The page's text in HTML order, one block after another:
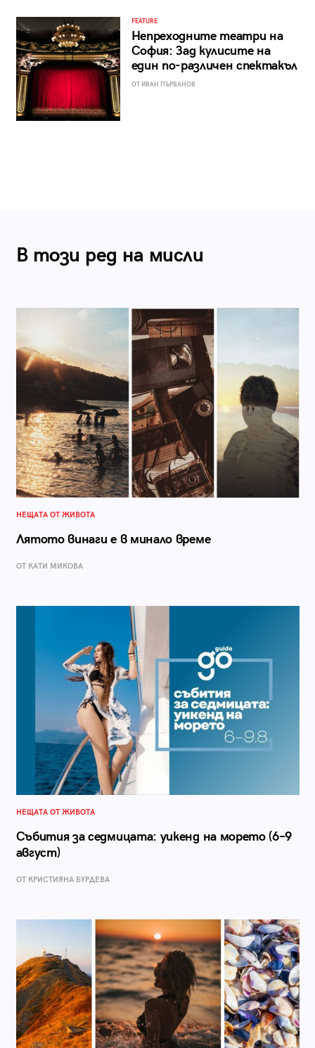
FEATURE
Непреходните театри на
София: Зад кулисите на
един по-различен спектакъл
ОТ ИВАН ПЪРВАНОВ
В този ред на мисли
НЕЩАТА ОТ ЖИВОТА
Лятото винаги е в минало време
ОТ КАТИ МИКОВА
НЕЩАТА ОТ ЖИВОТА
Събития за седмицата: уикенд на морето (6–9
август)
ОТ КРИСТИЯНА БУРДЕВА